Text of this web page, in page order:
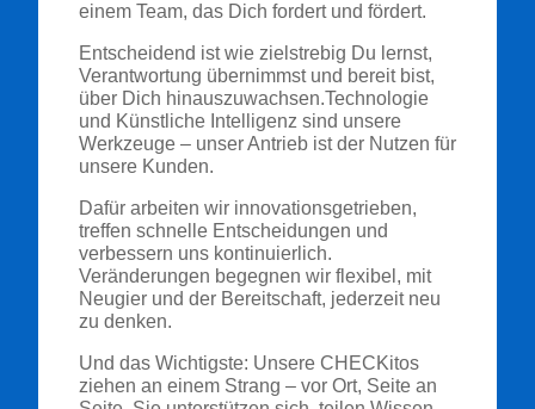
einem Team, das Dich fordert und fördert.
Entscheidend ist wie zielstrebig Du lernst,
Verantwortung übernimmst und bereit bist,
über Dich hinauszuwachsen.Technologie
und Künstliche Intelligenz sind unsere
Werkzeuge – unser Antrieb ist der Nutzen für
unsere Kunden.
Dafür arbeiten wir innovationsgetrieben,
treffen schnelle Entscheidungen und
verbessern uns kontinuierlich.
Veränderungen begegnen wir flexibel, mit
Neugier und der Bereitschaft, jederzeit neu
zu denken.
Und das Wichtigste: Unsere CHECKitos
ziehen an einem Strang – vor Ort, Seite an